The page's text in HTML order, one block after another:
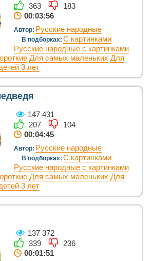
363
183
00:03:56
Автор: Русские народные
В подборках: С картинками
Русские народные с картинками
Для самых маленьких Для
3 лет
147 431
207
104
00:04:45
Автор: Русские народные
В подборках: С картинками
Русские народные с картинками
Для самых маленьких Для
3 лет
137 372
339
236
00:01:51